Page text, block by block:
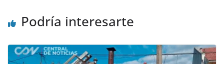
Podría interesarte